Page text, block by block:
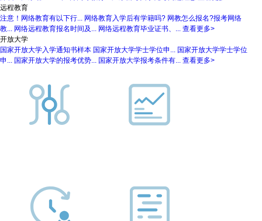
远程教育
注意！网络教育有以下行... 网络教育入学后有学籍吗? 网教怎么报名?报考网络
教... 网络远程教育报名时间及... 网络远程教育毕业证书、... 查看更多>
开放大学
国家开放大学入学通知书样本 国家开放大学学士学位申... 国家开放大学学士学位
申... 国家开放大学的报考优势... 国家开放大学报考条件有... 查看更多>